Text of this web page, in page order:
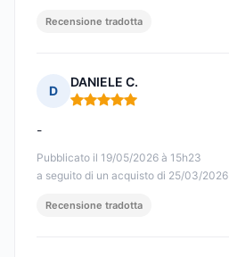
Recensione tradotta
D
DANIELE C.
Nota: 5 su 5
Pubblicato il 19/05/2026 à 15h23
a seguito di un acquisto di 25/03/2026
-
Recensione tradotta